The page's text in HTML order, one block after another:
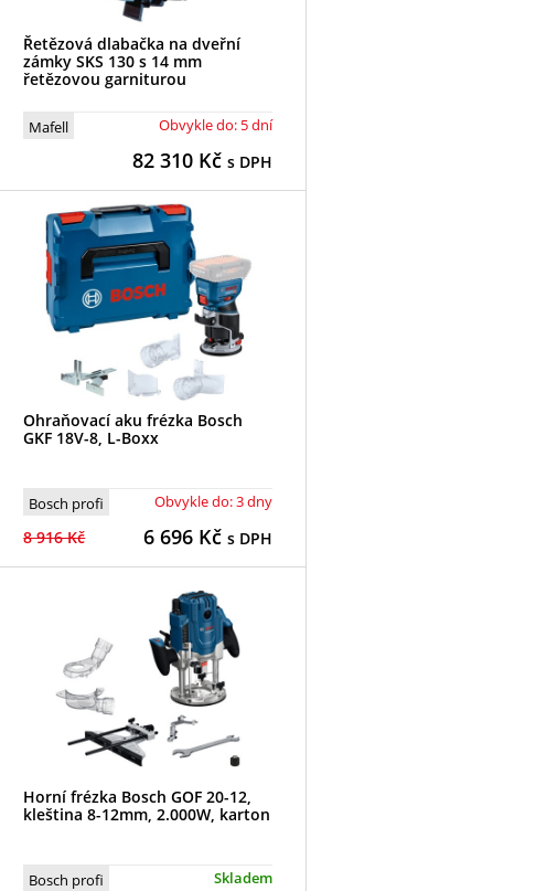
Řetězová dlabačka na dveřní
zámky SKS 130 s 14 mm
řetězovou garniturou
Mafell Obvykle do: 5 dní
82 310 Kčs DPH
Ohraňovací aku frézka Bosch
GKF 18V-8, L-Boxx
Bosch profi Obvykle do: 3 dny
8 916 Kč 6 696 Kčs DPH
Horní frézka Bosch GOF 20-12,
kleština 8-12mm, 2.000W, karton
Bosch profi Skladem